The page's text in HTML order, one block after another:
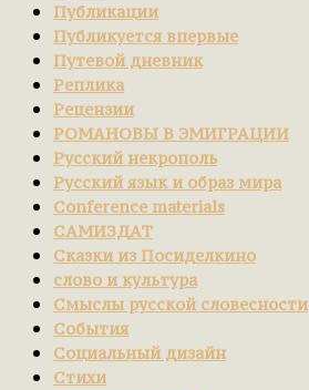
Публикации
Публикуется впервые
Путевой дневник
Реплика
Рецензии
РОМАНОВЫ В ЭМИГРАЦИИ
Русский некрополь
Русский язык и образ мира
Сonference materials
САМИЗДАТ
Сказки из Посиделкино
слово и культура
Смыслы русской словесности
События
Социальный дизайн
Стихи